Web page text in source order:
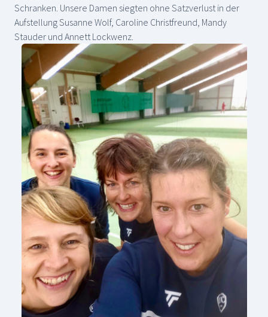
Schranken. Unsere Damen siegten ohne Satzverlust in der
Aufstellung Susanne Wolf, Caroline Christfreund, Mandy
Stauder und Annett Lockwenz.